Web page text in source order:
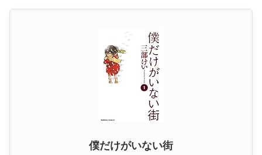
僕だけがいない街